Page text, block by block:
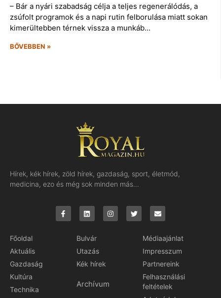
– Bár a nyári szabadság célja a teljes regenerálódás, a
zsúfolt programok és a napi rutin felborulása miatt sokan
kimerültebben térnek vissza a munkáb…
BŐVEBBEN »
Hírek, kék hírek, zöld hírek, gazdaság, sport, életmód,
medicina, ezo és még sok minden más…
Főoldal
Aktuális
Gazdaság
Kultúra
Technika
Bulvár
Utazás
Kék hírek
Archívum
Médiaajánlat
Impresszum
Partnereink
Felhasználási
feltételek